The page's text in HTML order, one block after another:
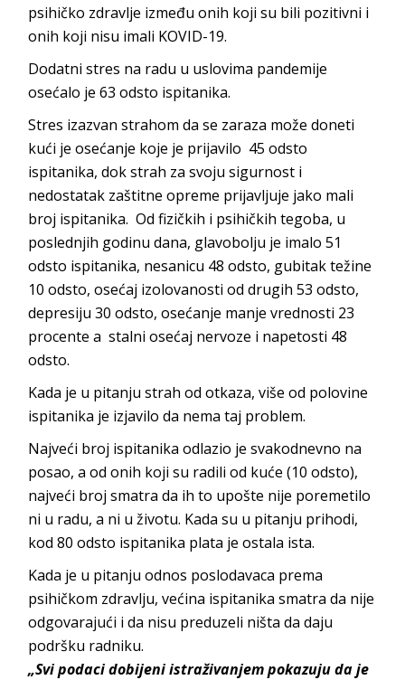
psihičko zdravlje između onih koji su bili pozitivni i
onih koji nisu imali KOVID-19.
Dodatni stres na radu u uslovima pandemije
osećalo je 63 odsto ispitanika.
Stres izazvan strahom da se zaraza može doneti
kući je osećanje koje je prijavilo 45 odsto
ispitanika, dok strah za svoju sigurnost i
nedostatak zaštitne opreme prijavljuje jako mali
broj ispitanika. Od fizičkih i psihičkih tegoba, u
poslednjih godinu dana, glavobolju je imalo 51
odsto ispitanika, nesanicu 48 odsto, gubitak težine
10 odsto, osećaj izolovanosti od drugih 53 odsto,
depresiju 30 odsto, osećanje manje vrednosti 23
procente a stalni osećaj nervoze i napetosti 48
odsto.
Kada je u pitanju strah od otkaza, više od polovine
ispitanika je izjavilo da nema taj problem.
Najveći broj ispitanika odlazio je svakodnevno na
posao, a od onih koji su radili od kuće (10 odsto),
najveći broj smatra da ih to upošte nije poremetilo
ni u radu, a ni u životu. Kada su u pitanju prihodi,
kod 80 odsto ispitanika plata je ostala ista.
Kada je u pitanju odnos poslodavaca prema
psihičkom zdravlju, većina ispitanika smatra da nije
odgovarajući i da nisu preduzeli ništa da daju
podršku radniku.
„Svi podaci dobijeni istraživanjem pokazuju da je